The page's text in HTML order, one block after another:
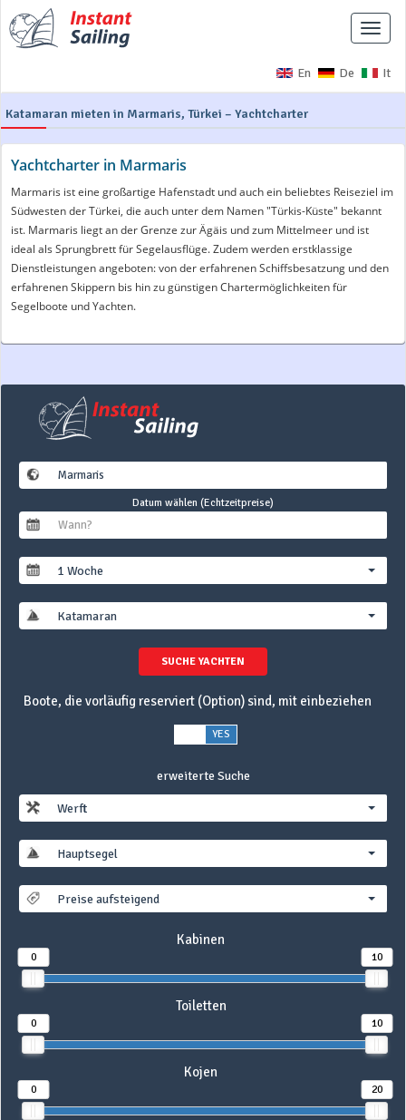
En De It
Katamaran mieten in Marmaris, Türkei – Yachtcharter
Yachtcharter in Marmaris
Marmaris ist eine großartige Hafenstadt und auch ein beliebtes Reiseziel im
Südwesten der Türkei, die auch unter dem Namen "Türkis-Küste" bekannt
ist. Marmaris liegt an der Grenze zur Ägäis und zum Mittelmeer und ist
ideal als Sprungbrett für Segelausflüge. Zudem werden erstklassige
Dienstleistungen angeboten: von der erfahrenen Schiffsbesatzung und den
erfahrenen Skippern bis hin zu günstigen Chartermöglichkeiten für
Segelboote und Yachten.
Datum wählen (Echtzeitpreise)
1 Woche
Katamaran
SUCHE YACHTEN
Boote, die vorläufig reserviert (Option) sind, mit einbeziehen
YES
erweiterte Suche
Werft
Hauptsegel
Preise aufsteigend
Kabinen
0 10
Toiletten
0 10
Kojen
0 20